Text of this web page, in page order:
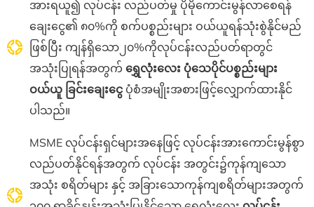
အားရယူ၍ လုပ်ငန်း လည်ပတ်မှု ပိုမိုကောင်းမွန်လာစေရန်
ချေးငွေ၏ ၈၀%ကို စက်ပစ္စည်းများ ဝယ်ယူရန်သုံးစွဲနိုင်မည်
ဖြစ်ပြီး ကျန်ရှိသော၂၀%ကိုလုပ်ငန်းလည်ပတ်ရာတွင်
အသုံးပြုရန်အတွက် ရွှေလုံးလေး ပုံသေပိုင်ပစ္စည်းများ
ဝယ်ယူ ခြင်းချေးငွေ ပုံစံအမျိုးအစားဖြင့်လျှောက်ထားနိုင်
ပါသည်။
MSME လုပ်ငန်းရှင်များအနေဖြင့် လုပ်ငန်းအားကောင်းမွန်စွာ
လည်ပတ်နိုင်ရန်အတွက် လုပ်ငန်း အတွင်း၌ကုန်ကျသော
အသုံး စရိတ်များ နှင့် အခြားသောကုန်ကျစရိတ်များအတွက်